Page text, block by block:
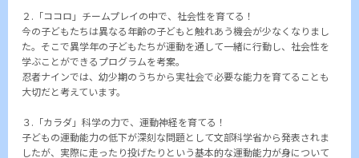
２.「ココロ」チームプレイの中で、社会性を育てる！
今の子どもたちは異なる年齢の子どもと触れあう機会が少なくなりまし
た。そこで異学年の子どもたちが運動を通して一緒に行動し、社会性を
学ぶことができるプログラムを考案。
忍者ナインでは、幼少期のうちから実社会で必要な能力を育てることも
大切だと考えています。
３.「カラダ」科学の力で、運動神経を育てる！
子どもの運動能力の低下が深刻な問題として文部科学省から発表されま
したが、実際に走ったり投げたりという基本的な運動能力が身について